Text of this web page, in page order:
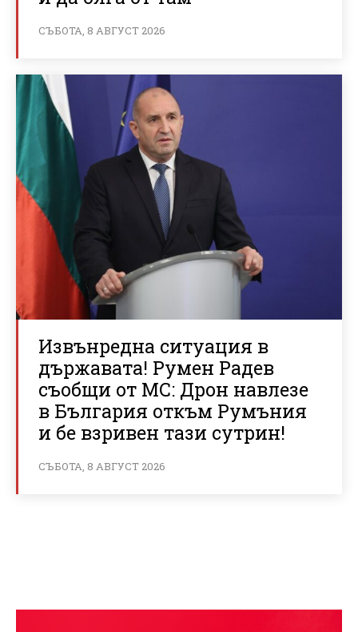
СЪБОТА, 8 АВГУСТ 2026
Извънредна ситуация в
държавата! Румен Радев
съобщи от МС: Дрон навлезе
в България откъм Румъния
и бе взривен тази сутрин!
СЪБОТА, 8 АВГУСТ 2026